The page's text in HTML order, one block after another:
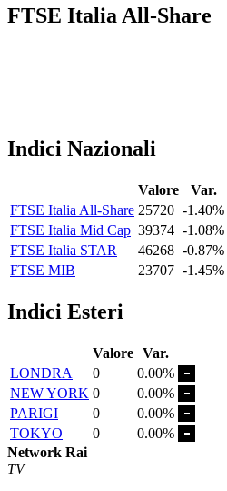
FTSE Italia All-Share
Indici Nazionali
Valore
Var.
FTSE Italia All-Share 25720 -1.40%
FTSE Italia Mid Cap 39374 -1.08%
FTSE Italia STAR
46268 -0.87%
FTSE MIB
23707 -1.45%
Indici Esteri
Valore Var.
LONDRA
0
0.00%
NEW YORK 0
0.00%
PARIGI
0
0.00%
TOKYO
0
0.00%
Network Rai
TV